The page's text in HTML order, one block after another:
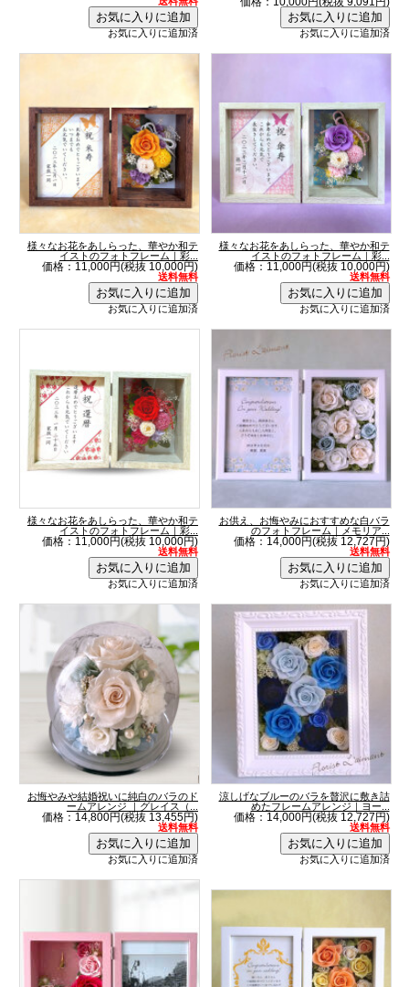
お気に入りに追加済 お気に入りに追加済
様々なお花をあしらった、華やか和テ
イストのフォトフレーム｜彩...
価格：11,000円(税抜 10,000円)
送料無料
お気に入りに追加済
様々なお花をあしらった、華やか和テ
イストのフォトフレーム｜彩...
価格：11,000円(税抜 10,000円)
送料無料
お気に入りに追加済
様々なお花をあしらった、華やか和テ
イストのフォトフレーム｜彩...
価格：11,000円(税抜 10,000円)
送料無料
お気に入りに追加済
お供え、お悔やみにおすすめな白バラ
のフォトフレーム｜メモリア...
価格：14,000円(税抜 12,727円)
送料無料
お気に入りに追加済
お悔やみや結婚祝いに純白のバラのド
ームアレンジ ｜グレイス（...
価格：14,800円(税抜 13,455円)
送料無料
お気に入りに追加済
涼しげなブルーのバラを贅沢に敷き詰
めたフレームアレンジ｜ヨー...
価格：14,000円(税抜 12,727円)
送料無料
お気に入りに追加済